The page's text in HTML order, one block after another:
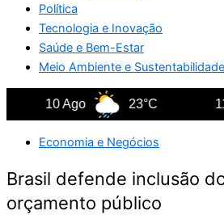
Política
Tecnologia e Inovação
Saúde e Bem-Estar
Meio Ambiente e Sustentabilidade
10 Ago 23°C 11
Economia e Negócios
Brasil defende inclusão
orçamento público